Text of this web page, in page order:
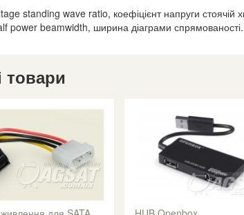
standing wave ratio, коефіцієнт напруги стоячій
power beamwidth, ширина діаграми спрямованості.
товари